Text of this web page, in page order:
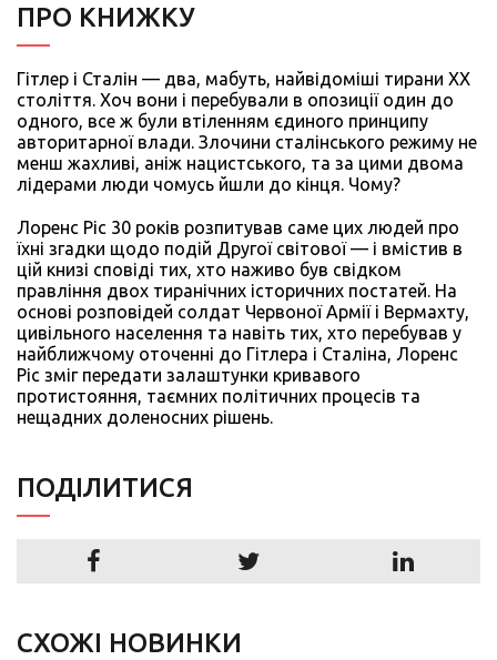
ПРО КНИЖКУ
Гітлер і Сталін — два, мабуть, найвідоміші тирани XX
століття. Хоч вони і перебували в опозиції один до
одного, все ж були втіленням єдиного принципу
авторитарної влади. Злочини сталінського режиму не
менш жахливі, аніж нацистського, та за цими двома
лідерами люди чомусь йшли до кінця. Чому?
Лоренс Ріс 30 років розпитував саме цих людей про
їхні згадки щодо подій Другої світової — і вмістив в
цій книзі сповіді тих, хто наживо був свідком
правління двох тиранічних історичних постатей. На
основі розповідей солдат Червоної Армії і Вермахту,
цивільного населення та навіть тих, хто перебував у
найближчому оточенні до Гітлера і Сталіна, Лоренс
Ріс зміг передати залаштунки кривавого
протистояння, таємних політичних процесів та
нещадних доленосних рішень.
ПОДIЛИТИСЯ
СХОЖІ НОВИНКИ